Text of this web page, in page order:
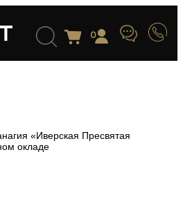
0
«Иверская Пресвятая
окладе